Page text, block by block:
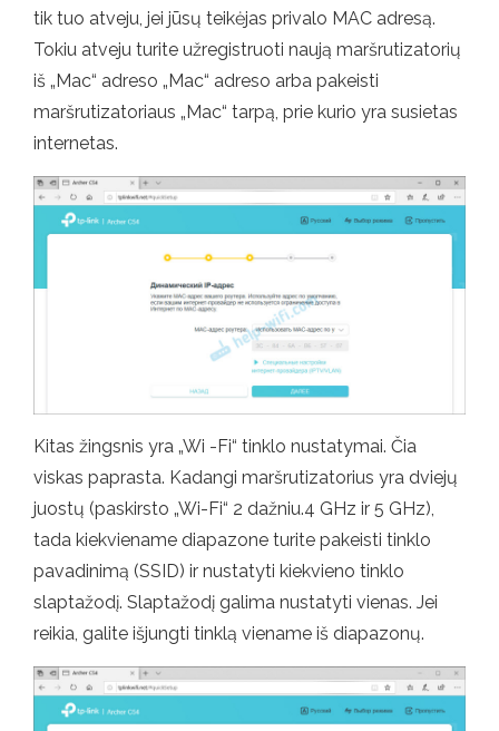
tik tuo atveju, jei jūsų teikėjas privalo MAC adresą.
Tokiu atveju turite užregistruoti naują maršrutizatorių
iš „Mac“ adreso „Mac“ adreso arba pakeisti
maršrutizatoriaus „Mac“ tarpą, prie kurio yra susietas
internetas.
Kitas žingsnis yra „Wi -Fi“ tinklo nustatymai. Čia
viskas paprasta. Kadangi maršrutizatorius yra dviejų
juostų (paskirsto „Wi-Fi“ 2 dažniu.4 GHz ir 5 GHz),
tada kiekviename diapazone turite pakeisti tinklo
pavadinimą (SSID) ir nustatyti kiekvieno tinklo
slaptažodį. Slaptažodį galima nustatyti vienas. Jei
reikia, galite išjungti tinklą viename iš diapazonų.